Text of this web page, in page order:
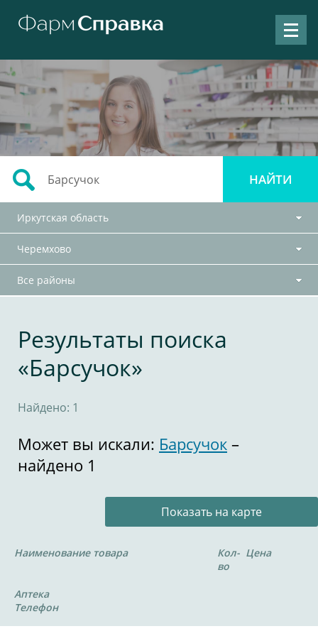
Иркутская область
Черемхово
Все районы
Результаты поиска
«Барсучок»
Найдено: 1
Может вы искали: Барсучок –
найдено 1
Показать на карте
Наименование товара
Кол-
во
Цена
Аптека
Телефон